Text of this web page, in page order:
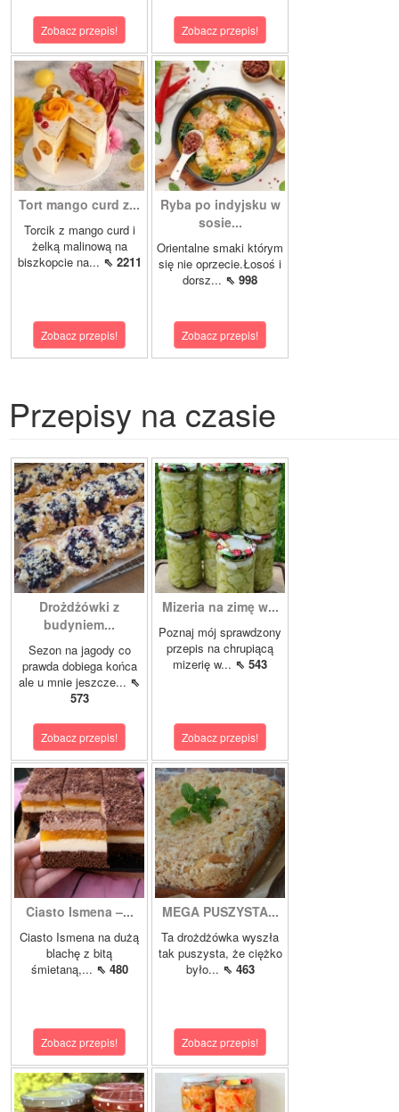
Zobacz przepis! Zobacz przepis!
Tort mango curd z...
Torcik z mango curd i
żelką malinową na
biszkopcie na... ⇖ 2211
Zobacz przepis!
Ryba po indyjsku w
sosie...
Orientalne smaki którym
się nie oprzecie.Łosoś i
dorsz... ⇖ 998
Zobacz przepis!
Przepisy na czasie
Drożdżówki z
budyniem...
Sezon na jagody co
prawda dobiega końca
ale u mnie jeszcze... ⇖
573
Zobacz przepis!
Mizeria na zimę w...
Poznaj mój sprawdzony
przepis na chrupiącą
mizerię w... ⇖ 543
Zobacz przepis!
Ciasto Ismena –...
Ciasto Ismena na dużą
blachę z bitą
śmietaną,... ⇖ 480
Zobacz przepis!
MEGA PUSZYSTA...
Ta drożdżówka wyszła
tak puszysta, że ciężko
było... ⇖ 463
Zobacz przepis!